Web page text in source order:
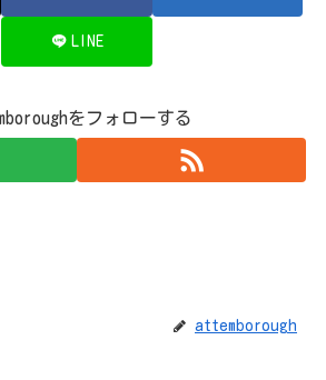
LINE
をフォローする
attemborough